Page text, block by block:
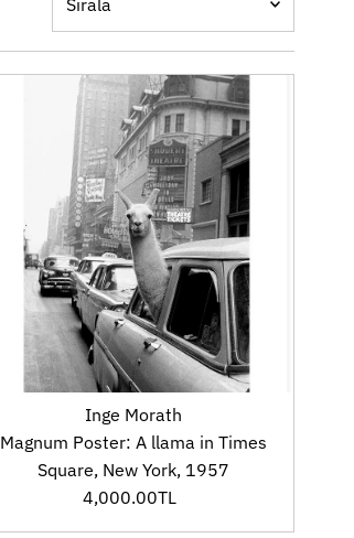
Öne çıkan
En alakalı
En çok satan
Alfabetik olarak, A-Z
Alfabetik olarak, Z-A
Fiyat, düşükten yükseğe
Fiyat, yüksekten düşüğe
Tarih, eskiden yeniye
Tarih, yeniden eskiye
Inge Morath
Magnum Poster: A llama in Times
Square, New York, 1957
Fiyat
4,000.00TL